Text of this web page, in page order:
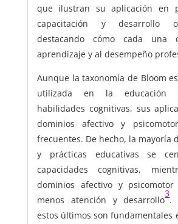
que ilustran su aplicación en
capacitación y desarrollo
destacando cómo cada una
aprendizaje y al desempeño
Aunque la taxonomía de Bloom
utilizada en la educación
habilidades cognitivas, sus
dominios afectivo y
frecuentes. De hecho, la mayoría
y prácticas educativas se
capacidades cognitivas,
dominios afectivo y
menos atención y desarrollo
3
.
estos últimos son fundamentales